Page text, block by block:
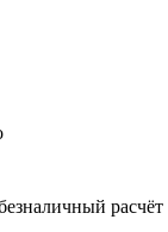
расчёт